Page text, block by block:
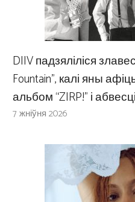
DIIV падзяліліся
Fountain”, калі яны
альбом “ZIRP!” і
7 жніўня 2026